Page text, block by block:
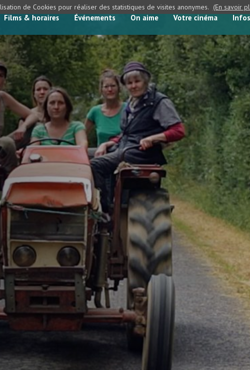
Films & horaires Événements On aime Votre cinéma
de Cookies pour réaliser des statistiques de visites anonymes. (En savoir